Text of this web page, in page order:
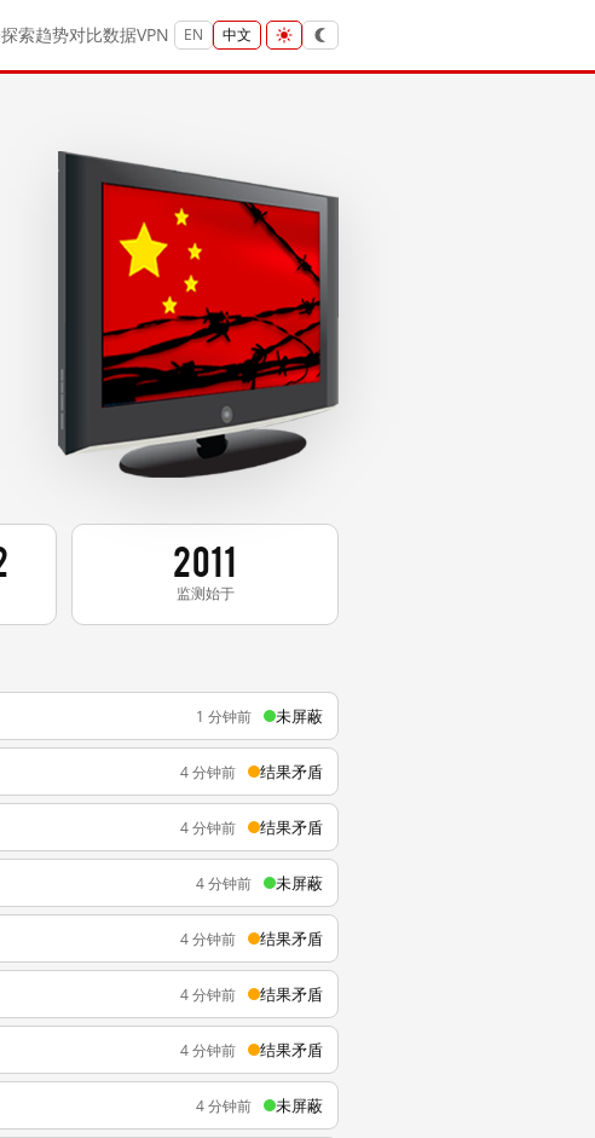
探索趋势对比数据VPN EN 中文
2011
监测始于
1 分钟前 未屏蔽
4 分钟前 结果矛盾
4 分钟前 结果矛盾
4 分钟前 未屏蔽
4 分钟前 结果矛盾
4 分钟前 结果矛盾
4 分钟前 结果矛盾
4 分钟前 未屏蔽